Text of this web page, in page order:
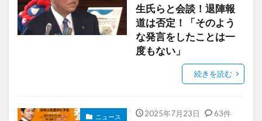
生氏らと会談！退陣報
道は否定！「そのよう
な発言をしたことは一
度もない」
続きを読む
ニュース 2025年7月23日 63件